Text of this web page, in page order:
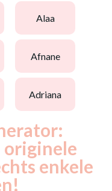
alaa
afnane
adriana
originele
enkele